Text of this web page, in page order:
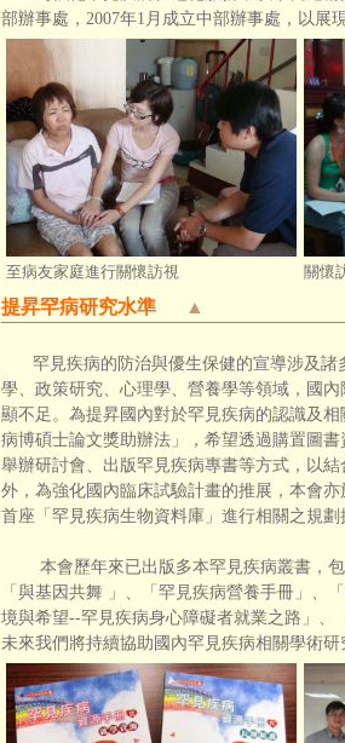
部辦事處，2007年1月成立中部辦事處，以展
至病友家庭進行關懷訪視 關懷
提昇罕病研究水準 ▲
罕見疾病的防治與優生保健的宣導涉及
學、政策研究、心理學、營養學等領域，國
顯不足。為提昇國內對於罕見疾病的認識及
病博碩士論文獎助辦法」，希望透過購置圖
舉辦研討會、出版罕見疾病專書等方式，以
外，為強化國內臨床試驗計畫的推展，本會
首座「罕見疾病生物資料庫」進行相關之規劃
本會歷年來已出版多本罕見疾病叢書，包
「與基因共舞 」、「罕見疾病營養手冊」、
境與希望--罕見疾病身心障礙者就業之路」、
未來我們將持續協助國內罕見疾病相關學術